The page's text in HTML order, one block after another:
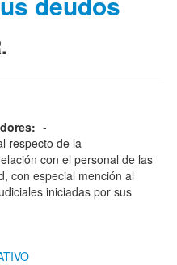
-
respecto de la
con el personal de las
con especial mención al
iniciadas por sus